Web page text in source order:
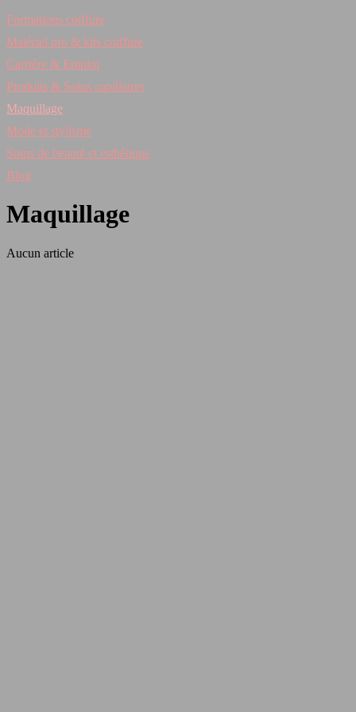
Formations coiffure
Matériel pro & kits coiffure
Carrière & Emploi
Produits & Soins capillaires
Maquillage
Mode et stylisme
Soins de beauté et esthétique
Blog
Maquillage
Aucun article